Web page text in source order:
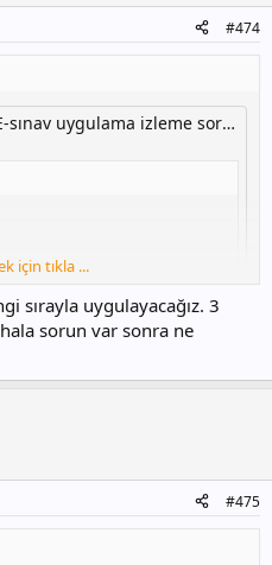
#474
uygulama izleme sorumlusu'
kullanılıyor
için tıkla ...
tam tanımaz ve aday
kendisi olup olmadığı
Adayın güncel fotosunu,
mukayese edilmesi için
için tıkla ...
sırayla uygulayacağız. 3
hala sorun var sonra ne
#475